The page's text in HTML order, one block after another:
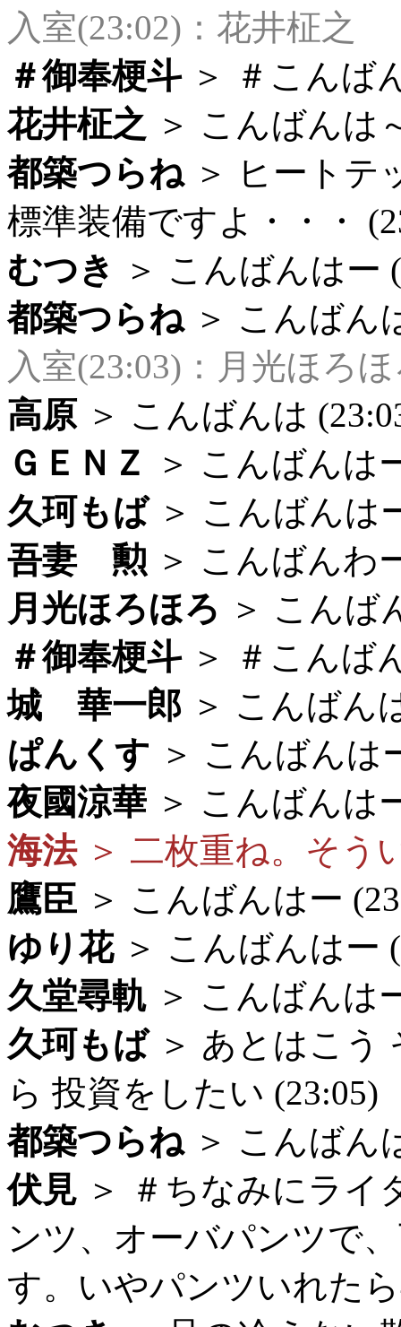
入室(23:02)：花井柾之
＃御奉梗斗＞ ＃こんば
花井柾之 ＞ こんばんは
都築つらね＞ ヒートテ
標準装備ですよ・・・
むつき
＞ こんばんはー
都築つらね＞ こんばん
入室(23:03)：月光ほろ
高原 ＞ こんばんは
ＧＥＮＺ
＞ こんばんは
久珂もば＞ こんばんは
吾妻 勲 ＞ こんばんわ
月光ほろほろ ＞ こんば
＃御奉梗斗＞ ＃こんば
城 華一郎 ＞ こんばん
ぱんくす ＞ こんばんは
夜國涼華 ＞ こんばんは
海法＞ 二枚重ね。そう
鷹臣 ＞ こんばんはー
ゆり花＞ こんばんはー
久堂尋軌 ＞ こんばんは
久珂もば＞ あとはこう
ら 投資をしたい (23:05)
都築つらね＞ こんばん
伏見 ＞ ＃ちなみにライ
ンツ、オーバパンツで
す。いやパンツいれた